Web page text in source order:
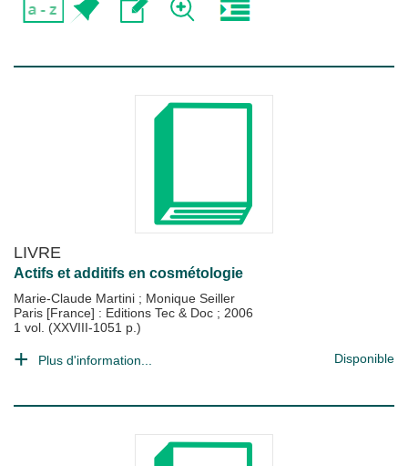
LIVRE
Actifs et additifs en cosmétologie
Marie-Claude Martini ; Monique Seiller
Paris [France] : Editions Tec & Doc ; 2006
1 vol. (XXVIII-1051 p.)
Plus d'information... Disponible